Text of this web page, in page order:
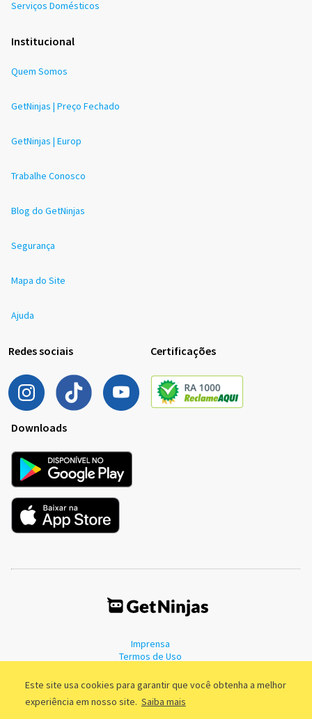
Este site usa cookies para garantir que você obtenha a melhor
experiência em nosso site. Saiba mais
Serviços Domésticos
Institucional
Quem Somos
GetNinjas | Preço Fechado
GetNinjas | Europ
Trabalhe Conosco
Blog do GetNinjas
Segurança
Mapa do Site
Ajuda
Redes sociais Certificações
Downloads
Imprensa
Termos de Uso